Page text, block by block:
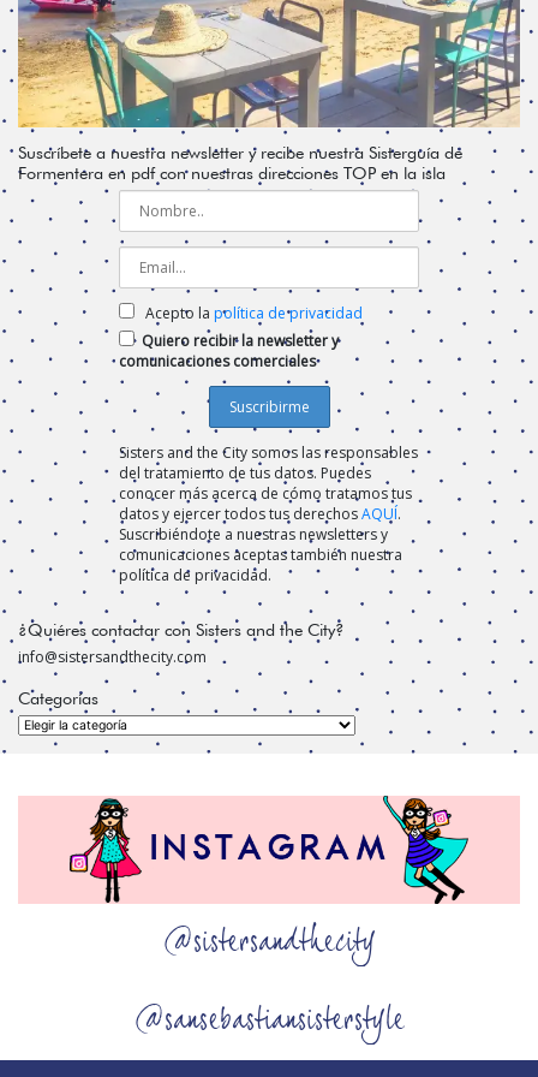
Suscríbete a nuestra newsletter y recibe nuestra Sisterguía de
Formentera en pdf con nuestras direcciones TOP en la isla
Acepto la política de privacidad
Quiero recibir la newsletter y
comunicaciones comerciales
Sisters and the City somos las responsables
del tratamiento de tus datos. Puedes
conocer más acerca de cómo tratamos tus
datos y ejercer todos tus derechosAQUÍ.
Suscribiéndote a nuestras newsletters y
comunicaciones aceptas también nuestra
política de privacidad.
¿Quiéres contactar con Sisters and the City?
info@sistersandthecity.com
Categorías
Categorías
@sistersandthecity
@sansebastiansisterstyle